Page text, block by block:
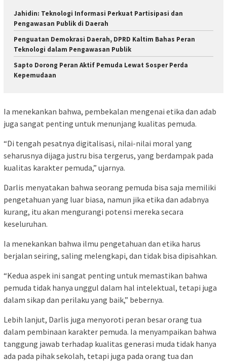
Jahidin: Teknologi Informasi Perkuat Partisipasi dan
Pengawasan Publik di Daerah
Penguatan Demokrasi Daerah, DPRD Kaltim Bahas Peran
Teknologi dalam Pengawasan Publik
Sapto Dorong Peran Aktif Pemuda Lewat Sosper Perda
Kepemudaan
Ia menekankan bahwa, pembekalan mengenai etika dan adab
juga sangat penting untuk menunjang kualitas pemuda.
“Di tengah pesatnya digitalisasi, nilai-nilai moral yang
seharusnya dijaga justru bisa tergerus, yang berdampak pada
kualitas karakter pemuda,” ujarnya.
Darlis menyatakan bahwa seorang pemuda bisa saja memiliki
pengetahuan yang luar biasa, namun jika etika dan adabnya
kurang, itu akan mengurangi potensi mereka secara
keseluruhan.
Ia menekankan bahwa ilmu pengetahuan dan etika harus
berjalan seiring, saling melengkapi, dan tidak bisa dipisahkan.
“Kedua aspek ini sangat penting untuk memastikan bahwa
pemuda tidak hanya unggul dalam hal intelektual, tetapi juga
dalam sikap dan perilaku yang baik,” bebernya.
Lebih lanjut, Darlis juga menyoroti peran besar orang tua
dalam pembinaan karakter pemuda. Ia menyampaikan bahwa
tanggung jawab terhadap kualitas generasi muda tidak hanya
ada pada pihak sekolah, tetapi juga pada orang tua dan